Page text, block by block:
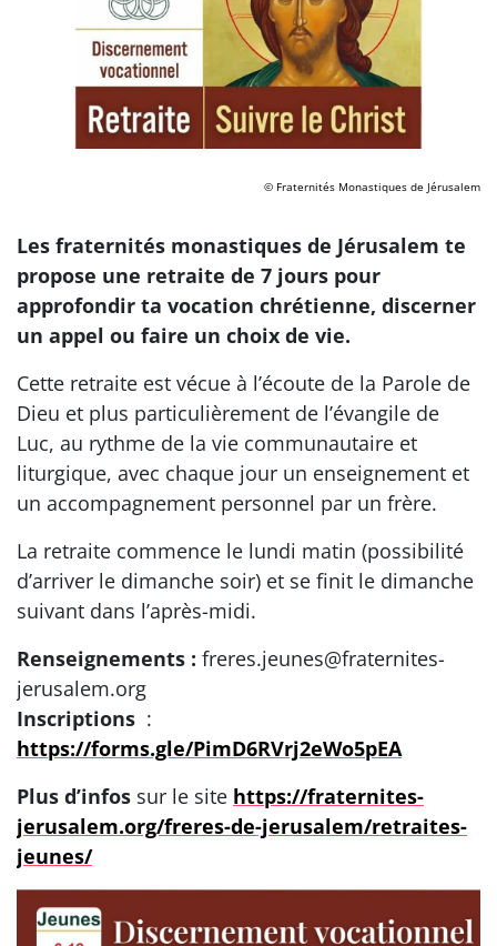
© Fraternités Monastiques de Jérusalem
Les fraternités monastiques de Jérusalem te
propose une retraite de 7 jours pour
approfondir ta vocation chrétienne, discerner
un appel ou faire un choix de vie.
Cette retraite est vécue à l’écoute de la Parole de
Dieu et plus particulièrement de l’évangile de
Luc, au rythme de la vie communautaire et
liturgique, avec chaque jour un enseignement et
un accompagnement personnel par un frère.
La retraite commence le lundi matin (possibilité
d’arriver le dimanche soir) et se finit le dimanche
suivant dans l’après-midi.
Renseignements : freres.jeunes@fraternites-
jerusalem.org
Inscriptions :
https://forms.gle/PimD6RVrj2eWo5pEA
Plus d’infos sur le site https://fraternites-
jerusalem.org/freres-de-jerusalem/retraites-
jeunes/